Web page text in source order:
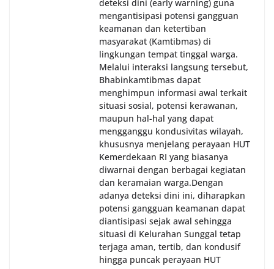
deteksi dini (early warning) guna
mengantisipasi potensi gangguan
keamanan dan ketertiban
masyarakat (Kamtibmas) di
lingkungan tempat tinggal warga.
Melalui interaksi langsung tersebut,
Bhabinkamtibmas dapat
menghimpun informasi awal terkait
situasi sosial, potensi kerawanan,
maupun hal-hal yang dapat
mengganggu kondusivitas wilayah,
khususnya menjelang perayaan HUT
Kemerdekaan RI yang biasanya
diwarnai dengan berbagai kegiatan
dan keramaian warga.‎‎Dengan
adanya deteksi dini ini, diharapkan
potensi gangguan keamanan dapat
diantisipasi sejak awal sehingga
situasi di Kelurahan Sunggal tetap
terjaga aman, tertib, dan kondusif
hingga puncak perayaan HUT